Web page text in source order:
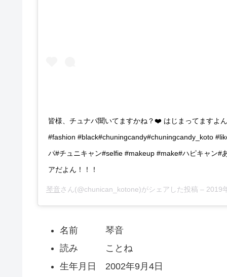
皆様、チュナパ聞いてますかね？❤️ はじまってますよ
#fashion #black#chuningcandy#chuningcandy_koto
パ#チュニキャン#selfie #makeup #make#ハピキャン#
アだよん！！！
琴音さん(@chunican_kotone)がシェアした投稿 – 2019年
名前 琴音
読み ことね
生年月日 2002年9月4日